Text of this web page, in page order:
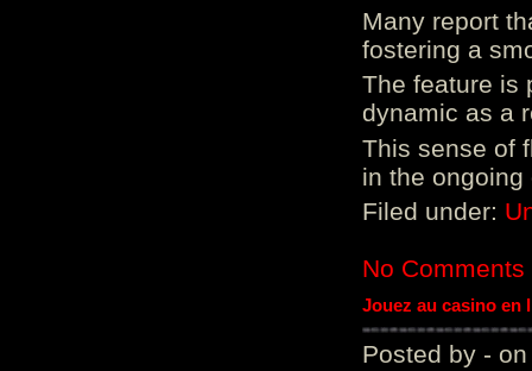
Many report
fostering a
The feature is
dynamic as a
This sense of
in the ongoing
Filed under:
No Comments
Jouez au casino en
Posted by - on